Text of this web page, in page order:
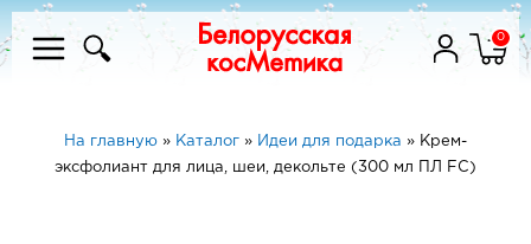
0
На главную » Каталог » Идеи для подарка » Крем-
эксфолиант для лица, шеи, декольте (300 мл ПЛ FC)